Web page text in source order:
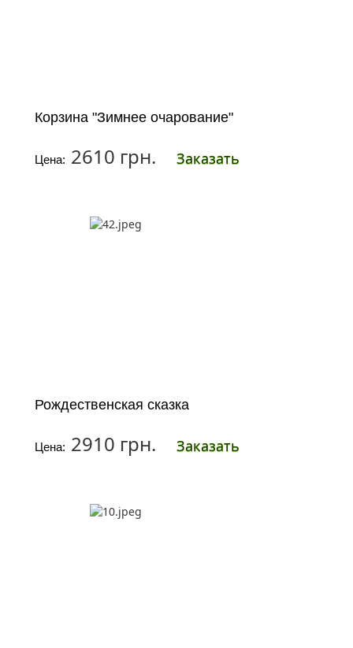
Корзина "Зимнее очарование"
Цена: 2610 грн. Заказать
Рождественская сказка
Цена: 2910 грн. Заказать